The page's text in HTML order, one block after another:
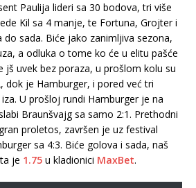
Paulija lideri sa 30 bodova, tri više
Kil sa 4 manje, te Fortuna, Grojter i
do sada. Biće jako zanimljiva sezona,
a odluka o tome ko će u elitu pašće
jš uvek bez poraza, u prošlom kolu su
dok je Hamburger, i pored već tri
U prošloj rundi Hamburger je na
Braunšvajg sa samo 2:1. Prethodni
proletos, završen je uz festival
sa 4:3. Biće golova i sada, naš
je 1.75 u kladionici MaxBet.